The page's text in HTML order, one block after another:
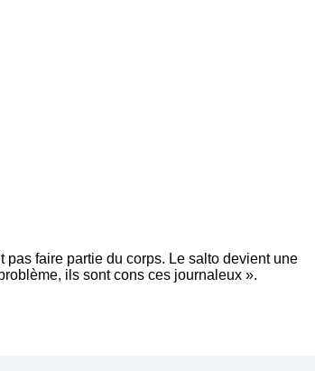
faire partie du corps. Le salto devient une
ils sont cons ces journaleux ».